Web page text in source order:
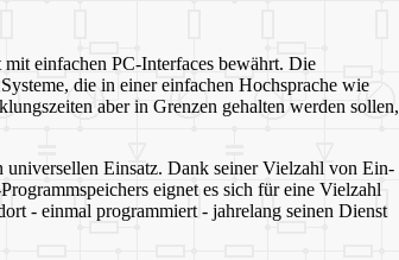
einfachen PC-Interfaces bewährt. Die
die in einer einfachen Hochsprache wie
aber in Grenzen gehalten werden sollen,
Einsatz. Dank seiner Vielzahl von Ein-
eignet es sich für eine Vielzahl
- einmal programmiert - jahrelang seinen Dienst